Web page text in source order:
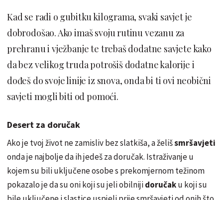
Kad se radi o gubitku kilograma, svaki savjet je
dobrodošao. Ako imaš svoju rutinu vezanu za
prehranu i vježbanje te trebaš dodatne savjete kako
da bez velikog truda potrošiš dodatne kalorije i
dođeš do svoje linije iz snova, onda bi ti ovi neobični
savjeti mogli biti od pomoći.
Desert za doručak
Ako je tvoj život ne zamisliv bez slatkiša, a želišsmršavjeti
onda je najbolje da ih jedeš za doručak. Istraživanje u
kojem su bili uključene osobe s prekomjernom težinom
pokazalo je da su oni koji su jeli obilnijidoručaku koji su